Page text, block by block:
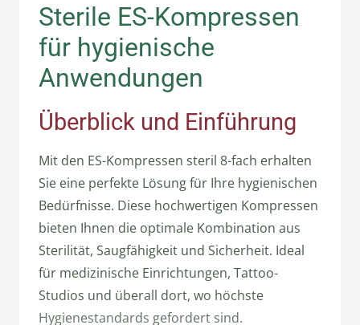
Sterile ES-Kompressen
für hygienische
Anwendungen
Überblick und Einführung
Mit den ES-Kompressen steril 8-fach erhalten
Sie eine perfekte Lösung für Ihre hygienischen
Bedürfnisse. Diese hochwertigen Kompressen
bieten Ihnen die optimale Kombination aus
Sterilität, Saugfähigkeit und Sicherheit. Ideal
für medizinische Einrichtungen, Tattoo-
Studios und überall dort, wo höchste
Hygienestandards gefordert sind.